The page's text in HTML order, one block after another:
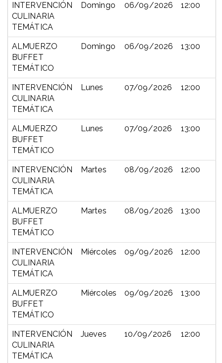
INTERVENCIÓN
CULINARIA
TEMÁTICA
Domingo 06/09/2026 12:00
ALMUERZO
BUFFET
TEMÁTICO
Domingo 06/09/2026 13:00
INTERVENCIÓN
CULINARIA
TEMÁTICA
Lunes 07/09/2026 12:00
ALMUERZO
BUFFET
TEMÁTICO
Lunes 07/09/2026 13:00
INTERVENCIÓN
CULINARIA
TEMÁTICA
Martes 08/09/2026 12:00
ALMUERZO
BUFFET
TEMÁTICO
Martes 08/09/2026 13:00
INTERVENCIÓN
CULINARIA
TEMÁTICA
Miércoles 09/09/2026 12:00
ALMUERZO
BUFFET
TEMÁTICO
Miércoles 09/09/2026 13:00
INTERVENCIÓN
CULINARIA
TEMÁTICA
Jueves 10/09/2026 12:00